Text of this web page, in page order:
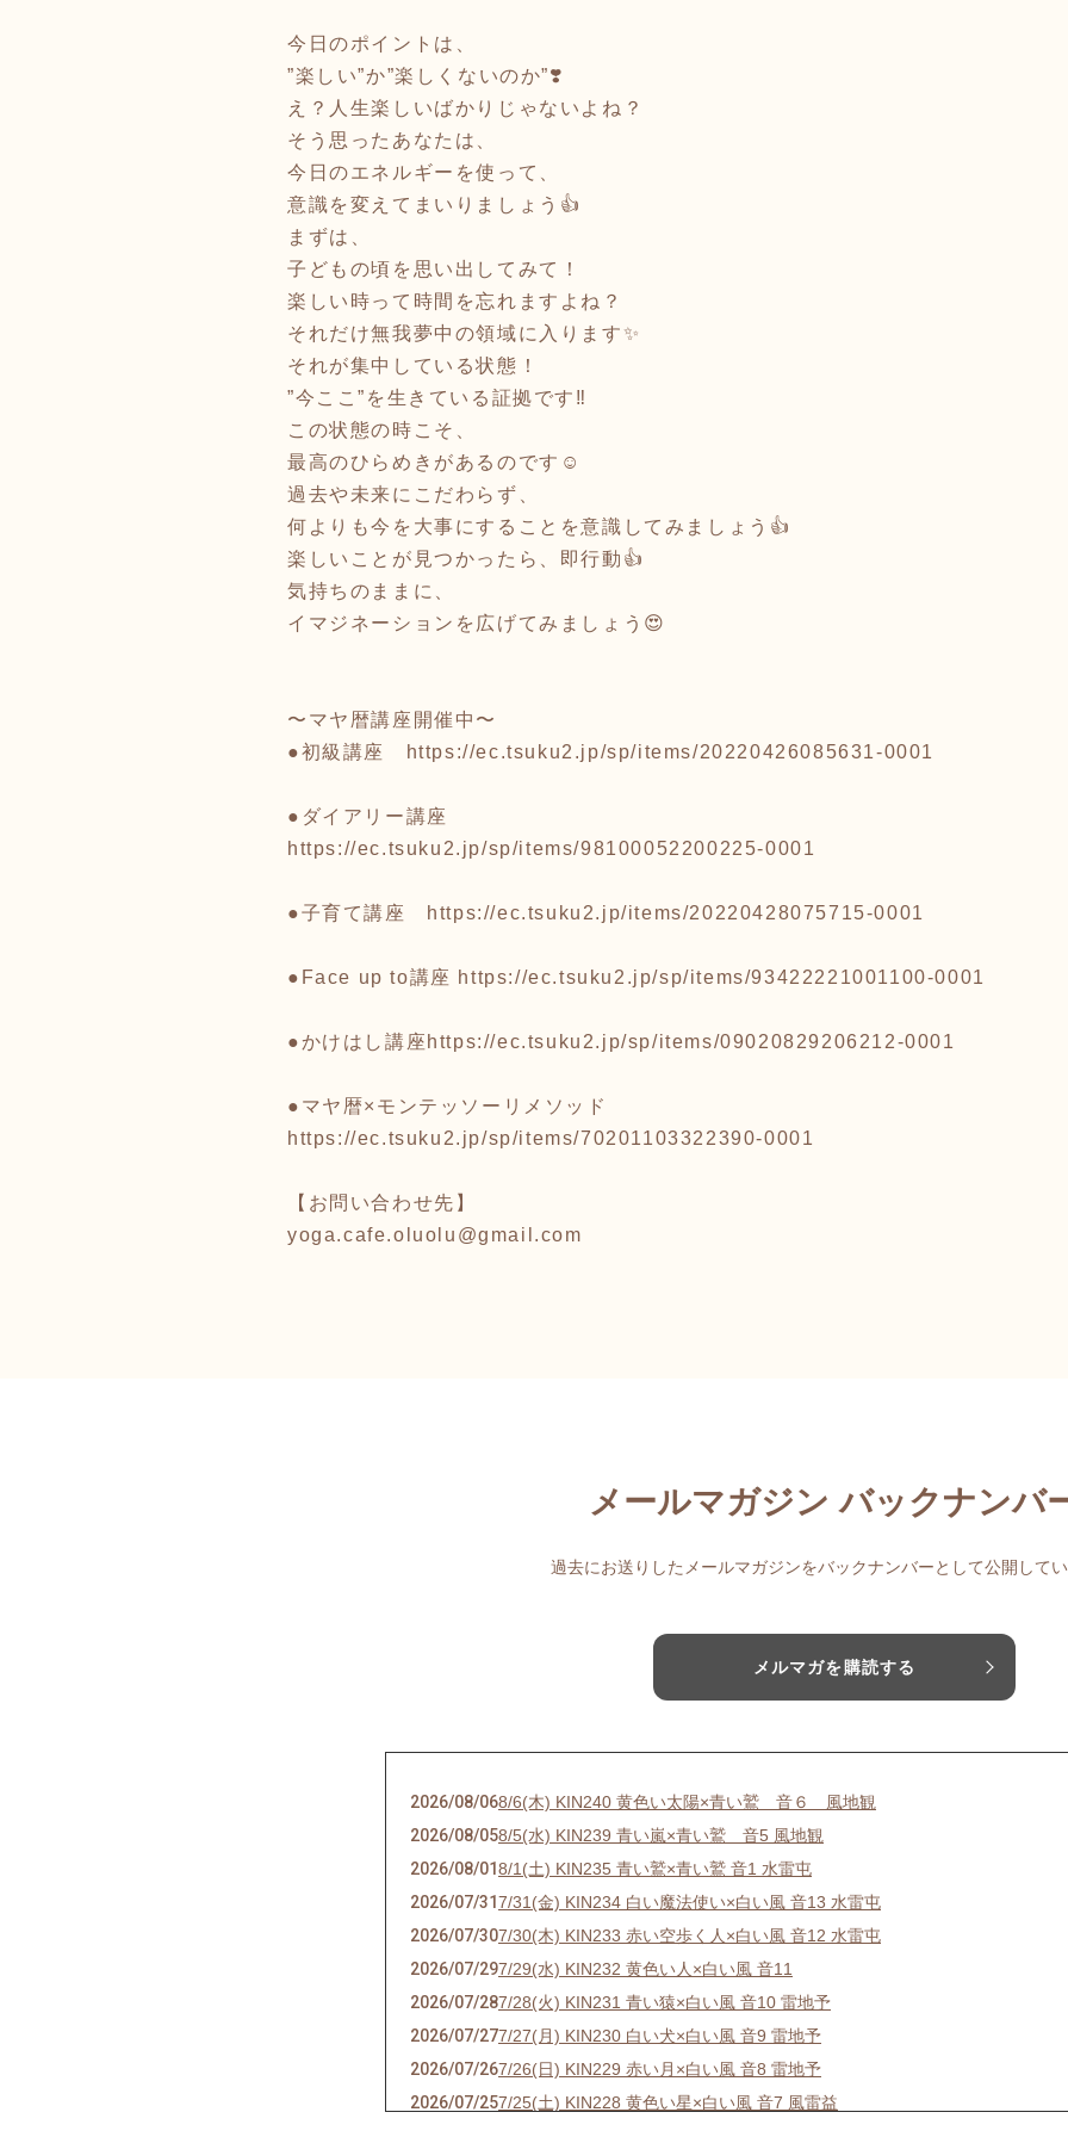
今日のポイントは、
”楽しい”か”楽しくないのか”❣️
え？人生楽しいばかりじゃないよね？
そう思ったあなたは、
今日のエネルギーを使って、
意識を変えてまいりましょう👍
まずは、
子どもの頃を思い出してみて！
楽しい時って時間を忘れますよね？
それだけ無我夢中の領域に入ります✨
それが集中している状態！
”今ここ”を生きている証拠です‼️
この状態の時こそ、
最高のひらめきがあるのです☺️
過去や未来にこだわらず、
何よりも今を大事にすることを意識してみましょう👍
楽しいことが見つかったら、即行動👍
気持ちのままに、
イマジネーションを広げてみましょう😍
〜マヤ暦講座開催中〜
●初級講座
https://ec.tsuku2.jp/sp/items/20220426085631-0001
●ダイアリー講座
https://ec.tsuku2.jp/sp/items/98100052200225-0001
●子育て講座 https://ec.tsuku2.jp/items/20220428075715-0001
●Face up to講座 https://ec.tsuku2.jp/sp/items/93422221001100-0001
●かけはし講座 https://ec.tsuku2.jp/sp/items/09020829206212-0001
●マヤ暦×モンテッソーリメソッド
https://ec.tsuku2.jp/sp/items/70201103322390-0001
【お問い合わせ先】
yoga.cafe.oluolu@gmail.com
メールマガジン バックナンバ
過去にお送りしたメールマガジンをバックナンバーとして公開してい
メルマガを購読する
2026/08/068/6(木) KIN240 黄色い太陽×青い鷲 音６ 風地観
2026/08/058/5(水) KIN239 青い嵐×青い鷲 音5 風地観
2026/08/018/1(土) KIN235 青い鷲×青い鷲 音1 水雷屯
2026/07/317/31(金) KIN234 白い魔法使い×白い風 音13 水雷屯
2026/07/307/30(木) KIN233 赤い空歩く人×白い風 音12 水雷屯
2026/07/297/29(水) KIN232 黄色い人×白い風 音11
2026/07/287/28(火) KIN231 青い猿×白い風 音10 雷地予
2026/07/277/27(月) KIN230 白い犬×白い風 音9 雷地予
2026/07/267/26(日) KIN229 赤い月×白い風 音8 雷地予
2026/07/257/25(土) KIN228 黄色い星×白い風 音7 風雷益